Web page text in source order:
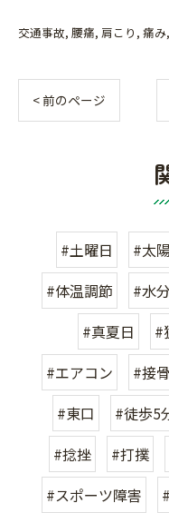
交通事故 腰痛 肩こり 痛み
< 前のページ
#土曜日 #太
#体温調節
#水
#真夏日
#
#エアコン
#接
#東口
#徒歩5
#捻挫
#打撲
#スポーツ障害